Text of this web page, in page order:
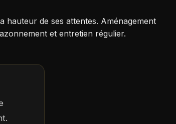
hauteur de ses attentes. Aménagement
et entretien régulier.